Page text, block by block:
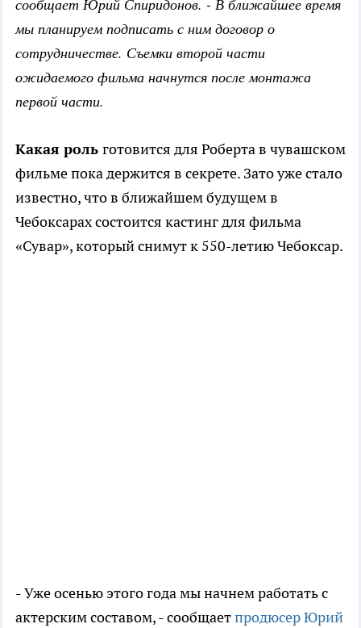
сообщает Юрий Спиридонов. - В ближайшее время
мы планируем подписать с ним договор о
сотрудничестве. Съемки второй части
ожидаемого фильма начнутся после монтажа
первой части.
Какая роль готовится для Роберта в чувашском
фильме пока держится в секрете. Зато уже стало
известно, что в ближайшем будущем в
Чебоксарах состоится кастинг для фильма
«Сувар», который снимут к 550-летию Чебоксар.
- Уже осенью этого года мы начнем работать с
актерским составом, - сообщаетпродюсер Юрий